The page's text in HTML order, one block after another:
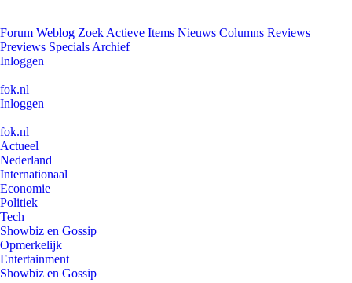
Forum Weblog Zoek Actieve Items Nieuws Columns Reviews
Previews Specials Archief
Inloggen
fok.nl
Inloggen
fok.nl
Actueel
Nederland
Internationaal
Economie
Politiek
Tech
Showbiz en Gossip
Opmerkelijk
Entertainment
Showbiz en Gossip